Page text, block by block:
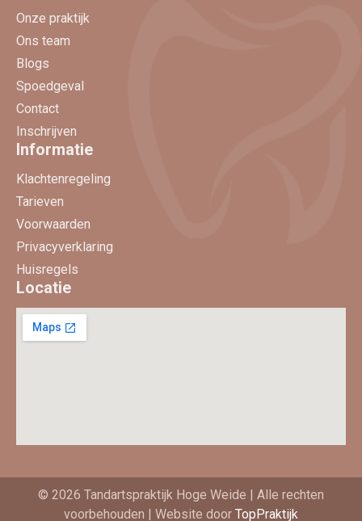
Onze praktijk
Ons team
Blogs
Spoedgeval
Contact
Inschrijven
Informatie
Klachtenregeling
Tarieven
Voorwaarden
Privacyverklaring
Huisregels
Locatie
© 2026 Tandartspraktijk Hoge Weide | Alle rechten
voorbehouden | Website door TopPraktijk